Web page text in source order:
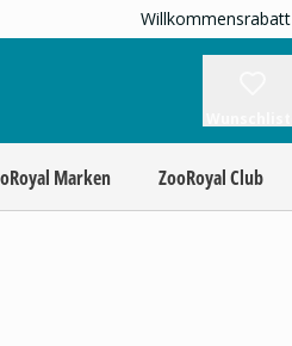
Willkommensrabatt
Marken ZooRoyal Club